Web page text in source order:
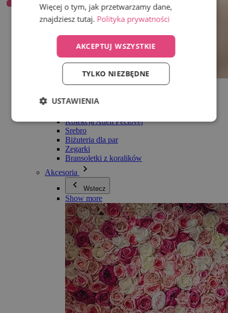
Wszystko w kategorii Biżuteria
Bransoletki
Kolekcja Adéli Pečlovej
Srebro
Biżuteria dla par
Zegarki
Bransoletki z koralików
Akcesoria
Wstecz
Show more
Więcej o tym, jak przetwarzamy dane,
znajdziesz tutaj. Polityka prywatności
AKCEPTUJ WSZYSTKIE
TYLKO NIEZBĘDNE
USTAWIENIA